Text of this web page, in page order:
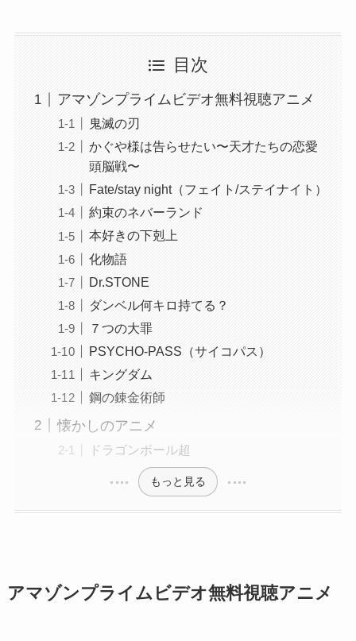
目次
アマゾンプライムビデオ無料視聴アニメ
鬼滅の刃
かぐや様は告らせたい〜天才たちの恋愛
頭脳戦〜
Fate/stay night（フェイト/ステイナイト）
約束のネバーランド
本好きの下剋上
化物語
Dr.STONE
ダンベル何キロ持てる？
７つの大罪
PSYCHO-PASS（サイコパス）
キングダム
鋼の錬金術師
懐かしのアニメ
ドラゴンボール超
もっと見る
アマゾンプライムビデオ無料視聴アニメ